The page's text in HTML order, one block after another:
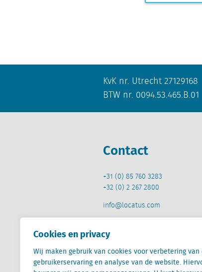
Cookies en privacy
Wij maken gebruik van cookies voor verbetering van
gebruikerservaring en analyse van de website.
KvK nr. Utrecht 27129168
BTW nr. 0094.53.465.B.01
Contact
+31 (0) 85 760 3283
+32 (0) 2 267 2800
info@locatus.com
Locatus B.V. and Locatus Belgie B.V.